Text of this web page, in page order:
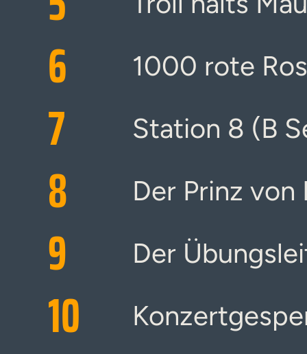
6 1000 rote
7 Station 8 (B
8 Der Prinz von
9 Der
10